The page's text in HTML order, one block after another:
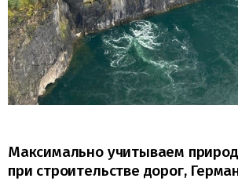
Максимально учитываем
при строительстве дорог,